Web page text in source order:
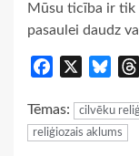
Mūsu ticība ir tik
pasaulei daudz
Facebook
Tēmas: cilvēku
reliģiozais aklums